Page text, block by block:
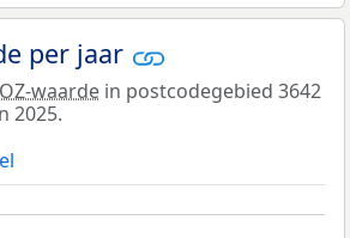
per jaar
waarde in postcodegebied 3642
2025.